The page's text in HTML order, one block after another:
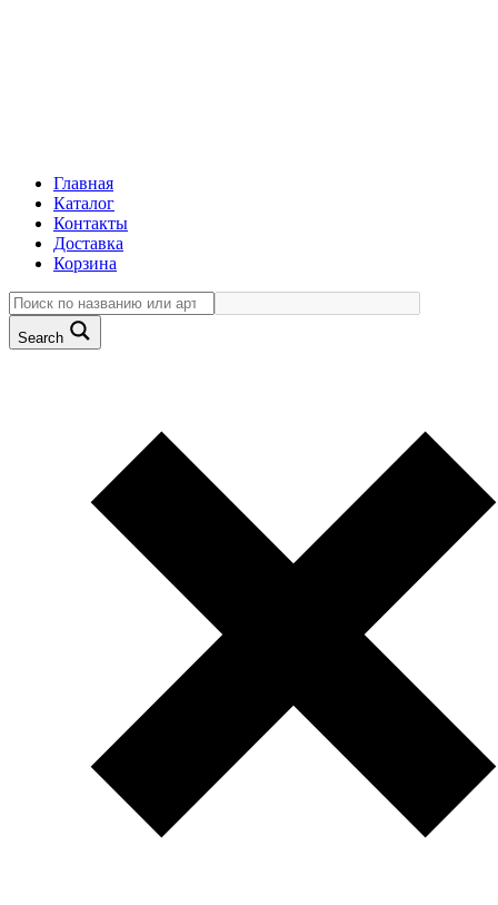
Главная
Каталог
Контакты
Доставка
Корзина
Search